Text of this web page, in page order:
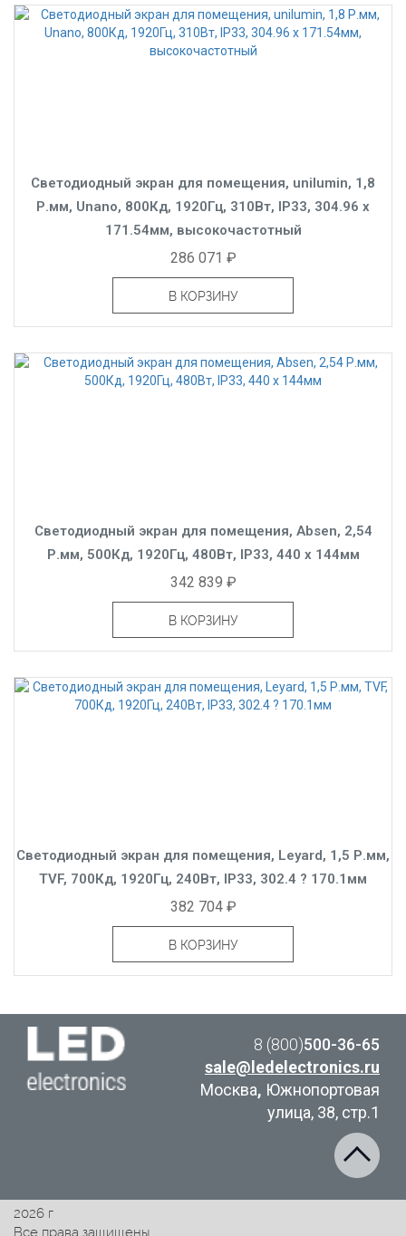
Светодиодный экран для помещения, unilumin, 1,8
Р.мм, Unano, 800Кд, 1920Гц, 310Вт, IP33, 304.96 x
171.54мм, высокочастотный
286 071 ₽
В КОРЗИНУ
Светодиодный экран для помещения, Absen, 2,54
Р.мм, 500Кд, 1920Гц, 480Вт, IP33, 440 x 144мм
342 839 ₽
В КОРЗИНУ
Светодиодный экран для помещения, Leyard, 1,5 Р.мм,
TVF, 700Кд, 1920Гц, 240Вт, IP33, 302.4 ? 170.1мм
382 704 ₽
В КОРЗИНУ
8 (800)500-36-65
sale@ledelectronics.ru
Москва, Южнопортовая
улица, 38, стр.1
2026 г
Все права защищены.